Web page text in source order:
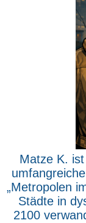
Matze K.
„Metropolen
Städte in
2100